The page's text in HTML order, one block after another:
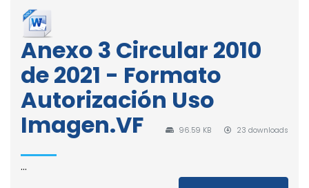
Anexo 3 Circular 2010
de 2021 - Formato
Autorización Uso
Imagen.VF
96.59 KB 23 downloads
...